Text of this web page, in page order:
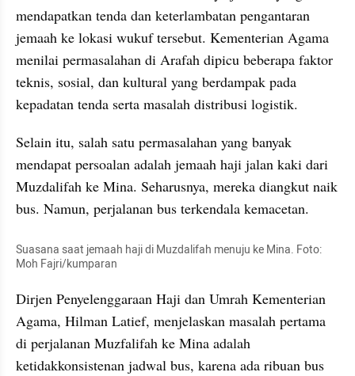
mendapatkan tenda dan keterlambatan pengantaran
jemaah ke lokasi wukuf tersebut. Kementerian Agama
menilai permasalahan di Arafah dipicu beberapa faktor
teknis, sosial, dan kultural yang berdampak pada
kepadatan tenda serta masalah distribusi logistik.
Selain itu, salah satu permasalahan yang banyak
mendapat persoalan adalah jemaah haji jalan kaki dari
Muzdalifah ke Mina. Seharusnya, mereka diangkut naik
bus. Namun, perjalanan bus terkendala kemacetan.
Suasana saat jemaah haji di Muzdalifah menuju ke Mina. Foto:
Moh Fajri/kumparan
Dirjen Penyelenggaraan Haji dan Umrah Kementerian
Agama, Hilman Latief, menjelaskan masalah pertama
di perjalanan Muzfalifah ke Mina adalah
ketidakkonsistenan jadwal bus, karena ada ribuan bus